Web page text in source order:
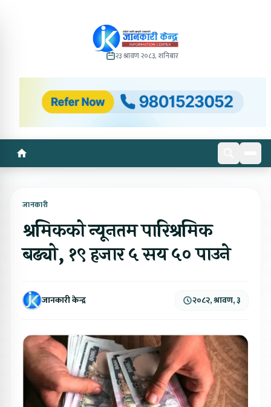
२३ श्रावण २०८३, शनिबार
जानकारी
श्रमिकको न्यूनतम पारिश्रमिक
बढ्यो, १९ हजार ५ सय ५० पाउने
जानकारी केन्द्र २०८२, श्रावण, ३